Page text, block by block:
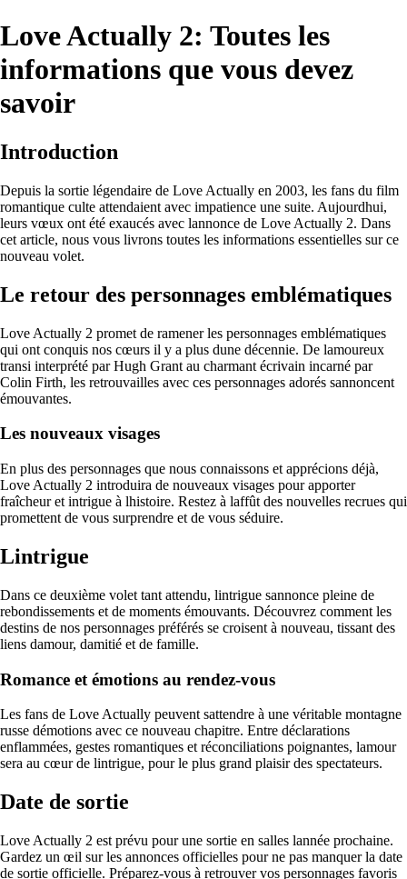
Love Actually 2: Toutes les
informations que vous devez
savoir
Introduction
Depuis la sortie légendaire de Love Actually en 2003, les fans du film
romantique culte attendaient avec impatience une suite. Aujourdhui,
leurs vœux ont été exaucés avec lannonce de Love Actually 2. Dans
cet article, nous vous livrons toutes les informations essentielles sur ce
nouveau volet.
Le retour des personnages emblématiques
Love Actually 2 promet de ramener les personnages emblématiques
qui ont conquis nos cœurs il y a plus dune décennie. De lamoureux
transi interprété par Hugh Grant au charmant écrivain incarné par
Colin Firth, les retrouvailles avec ces personnages adorés sannoncent
émouvantes.
Les nouveaux visages
En plus des personnages que nous connaissons et apprécions déjà,
Love Actually 2 introduira de nouveaux visages pour apporter
fraîcheur et intrigue à lhistoire. Restez à laffût des nouvelles recrues qui
promettent de vous surprendre et de vous séduire.
Lintrigue
Dans ce deuxième volet tant attendu, lintrigue sannonce pleine de
rebondissements et de moments émouvants. Découvrez comment les
destins de nos personnages préférés se croisent à nouveau, tissant des
liens damour, damitié et de famille.
Romance et émotions au rendez-vous
Les fans de Love Actually peuvent sattendre à une véritable montagne
russe démotions avec ce nouveau chapitre. Entre déclarations
enflammées, gestes romantiques et réconciliations poignantes, lamour
sera au cœur de lintrigue, pour le plus grand plaisir des spectateurs.
Date de sortie
Love Actually 2 est prévu pour une sortie en salles lannée prochaine.
Gardez un œil sur les annonces officielles pour ne pas manquer la date
de sortie officielle. Préparez-vous à retrouver vos personnages favoris